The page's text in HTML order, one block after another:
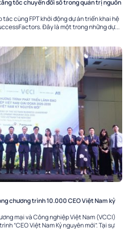
tốc chuyển đổi số trong quản trị nguồn
tác cùng FPT khởi động dự án triển khai hệ
Đây là một trong những dự...
chương trình 10.000 CEO Việt Nam kỷ
mại và Công nghiệp Việt Nam (VCCI)
“CEO Việt Nam Kỷ nguyên mới”. Tại sự